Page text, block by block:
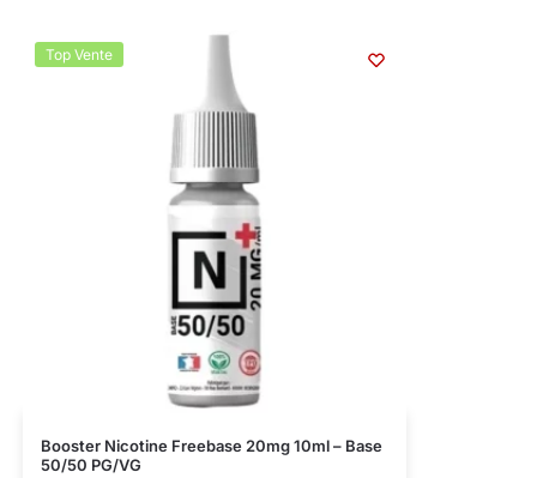
Top Vente
Booster Nicotine Freebase 20mg 10ml – Base
50/50 PG/VG